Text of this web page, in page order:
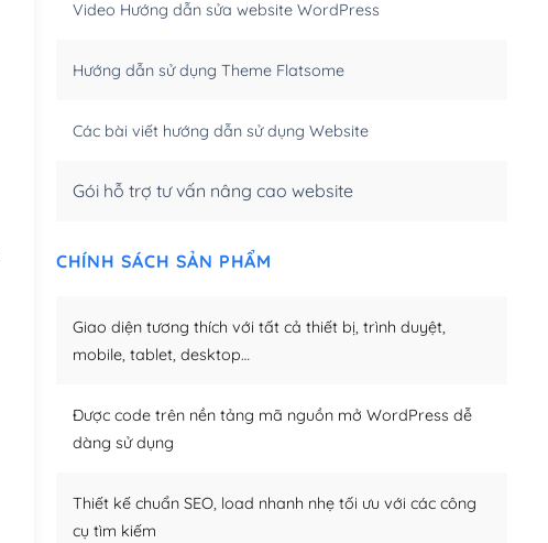
(+950,000₫)
Video Hướng dẫn sửa website WordPress
Hướng dẫn sử dụng Theme Flatsome
Các bài viết hướng dẫn sử dụng Website
Gói hỗ trợ tư vấn nâng cao website
CHÍNH SÁCH SẢN PHẨM
Giao diện tương thích với tất cả thiết bị, trình duyệt,
mobile, tablet, desktop…
Được code trên nền tảng mã nguồn mở WordPress dễ
dàng sử dụng
Thiết kế chuẩn SEO, load nhanh nhẹ tối ưu với các công
cụ tìm kiếm